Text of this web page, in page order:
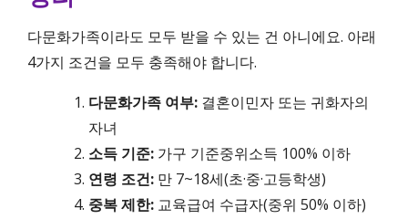
다문화가족이라도 모두 받을 수 있는 건 아니에요. 아래
4가지 조건을 모두 충족해야 합니다.
다문화가족 여부: 결혼이민자 또는 귀화자의
자녀
소득 기준: 가구 기준중위소득 100% 이하
연령 조건: 만 7~18세(초·중·고등학생)
중복 제한: 교육급여 수급자(중위 50% 이하)